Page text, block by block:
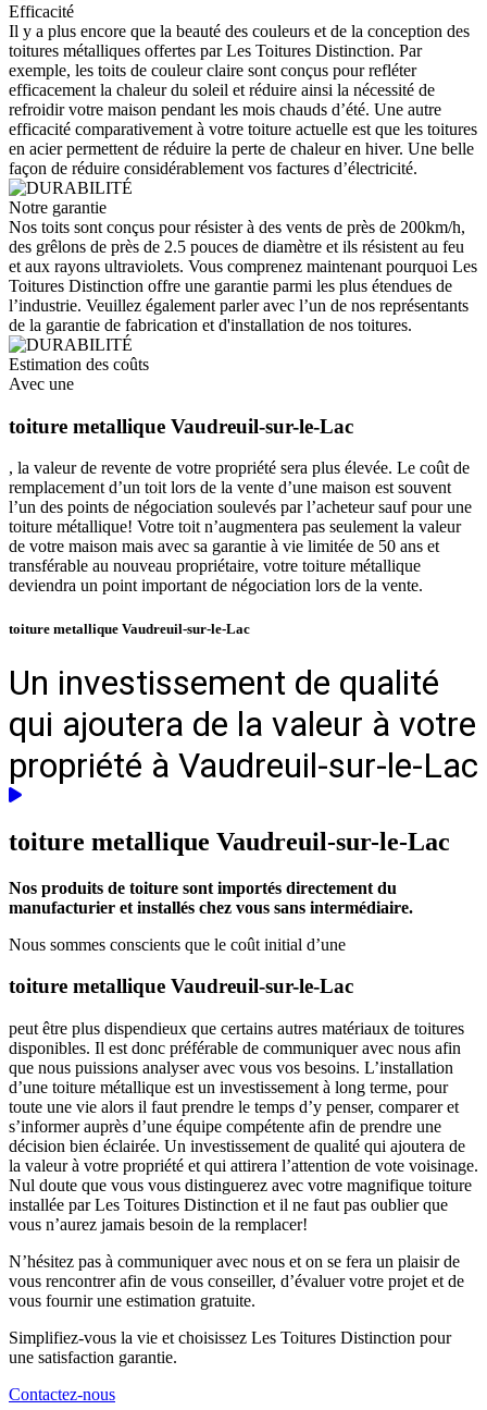
Efficacité
Il y a plus encore que la beauté des couleurs et de la conception des
toitures métalliques offertes par Les Toitures Distinction. Par
exemple, les toits de couleur claire sont conçus pour refléter
efficacement la chaleur du soleil et réduire ainsi la nécessité de
refroidir votre maison pendant les mois chauds d’été. Une autre
efficacité comparativement à votre toiture actuelle est que les toitures
en acier permettent de réduire la perte de chaleur en hiver. Une belle
façon de réduire considérablement vos factures d’électricité.
Notre garantie
Nos toits sont conçus pour résister à des vents de près de 200km/h,
des grêlons de près de 2.5 pouces de diamètre et ils résistent au feu
et aux rayons ultraviolets. Vous comprenez maintenant pourquoi Les
Toitures Distinction offre une garantie parmi les plus étendues de
l’industrie. Veuillez également parler avec l’un de nos représentants
de la garantie de fabrication et d'installation de nos toitures.
Estimation des coûts
Avec une
toiture metallique Vaudreuil-sur-le-Lac
, la valeur de revente de votre propriété sera plus élevée. Le coût de
remplacement d’un toit lors de la vente d’une maison est souvent
l’un des points de négociation soulevés par l’acheteur sauf pour une
toiture métallique! Votre toit n’augmentera pas seulement la valeur
de votre maison mais avec sa garantie à vie limitée de 50 ans et
transférable au nouveau propriétaire, votre toiture métallique
deviendra un point important de négociation lors de la vente.
toiture metallique Vaudreuil-sur-le-Lac
Un investissement de qualité
qui ajoutera de la valeur à votre
propriété à Vaudreuil-sur-le-Lac
toiture metallique Vaudreuil-sur-le-Lac
Nos produits de toiture sont importés directement du
manufacturier et installés chez vous sans intermédiaire.
Nous sommes conscients que le coût initial d’une
toiture metallique Vaudreuil-sur-le-Lac
peut être plus dispendieux que certains autres matériaux de toitures
disponibles. Il est donc préférable de communiquer avec nous afin
que nous puissions analyser avec vous vos besoins. L’installation
d’une toiture métallique est un investissement à long terme, pour
toute une vie alors il faut prendre le temps d’y penser, comparer et
s’informer auprès d’une équipe compétente afin de prendre une
décision bien éclairée. Un investissement de qualité qui ajoutera de
la valeur à votre propriété et qui attirera l’attention de vote voisinage.
Nul doute que vous vous distinguerez avec votre magnifique toiture
installée par Les Toitures Distinction et il ne faut pas oublier que
vous n’aurez jamais besoin de la remplacer!
N’hésitez pas à communiquer avec nous et on se fera un plaisir de
vous rencontrer afin de vous conseiller, d’évaluer votre projet et de
vous fournir une estimation gratuite.
Simplifiez-vous la vie et choisissez Les Toitures Distinction pour
une satisfaction garantie.
Contactez-nous